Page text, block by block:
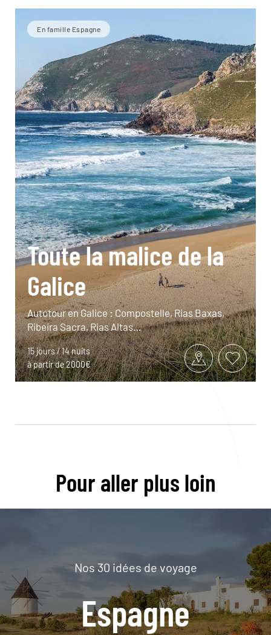
En famille Espagne
Toute la malice de la
Galice
Autotour en Galice : Compostelle, Rias Baxas,
Ribeira Sacra, Rias Altas…
15 jours / 14 nuits
à partir de 2000€
Pour aller plus loin
Nos 30 idées de voyage
Espagne